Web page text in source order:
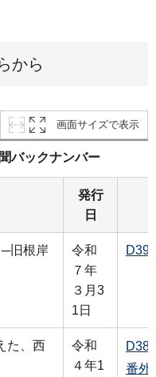
から
画面サイズで表示
バックナンバー
発行
日
旧根岸
令和
７年
３月3
1日
D39
た、西
令和
４年1
D38
番外